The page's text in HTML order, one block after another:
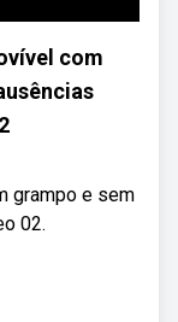
com
grampo e sem
02.